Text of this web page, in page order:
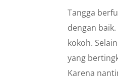
Tangga
dengan
kokoh.
yang
Karena